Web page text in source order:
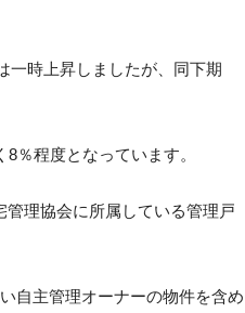
一時上昇しましたが、同下期
％程度となっています。
理協会に所属している管理戸
自主管理オーナーの物件を含め